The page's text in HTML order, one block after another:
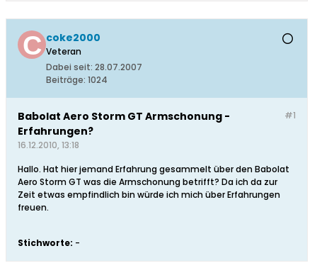
coke2000
Veteran
Dabei seit: 28.07.2007
Beiträge: 1024
#1
Babolat Aero Storm GT Armschonung -
Erfahrungen?
16.12.2010, 13:18
Hallo. Hat hier jemand Erfahrung gesammelt über den Babolat
Aero Storm GT was die Armschonung betrifft? Da ich da zur
Zeit etwas empfindlich bin würde ich mich über Erfahrungen
freuen.
Stichworte: -